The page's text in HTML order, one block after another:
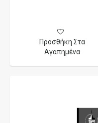
Προσθήκη Στα
Αγαπημένα